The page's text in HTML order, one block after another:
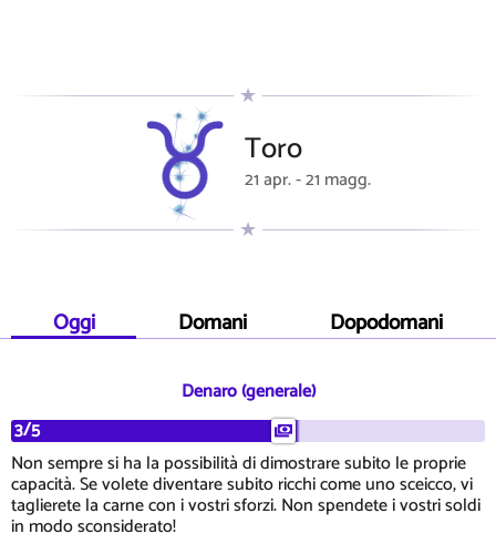
Toro
21 apr. - 21 magg.
Oggi Domani Dopodomani
Denaro (generale)
3/5
Non sempre si ha la possibilità di dimostrare subito le proprie
capacità. Se volete diventare subito ricchi come uno sceicco, vi
taglierete la carne con i vostri sforzi. Non spendete i vostri soldi
in modo sconsiderato!